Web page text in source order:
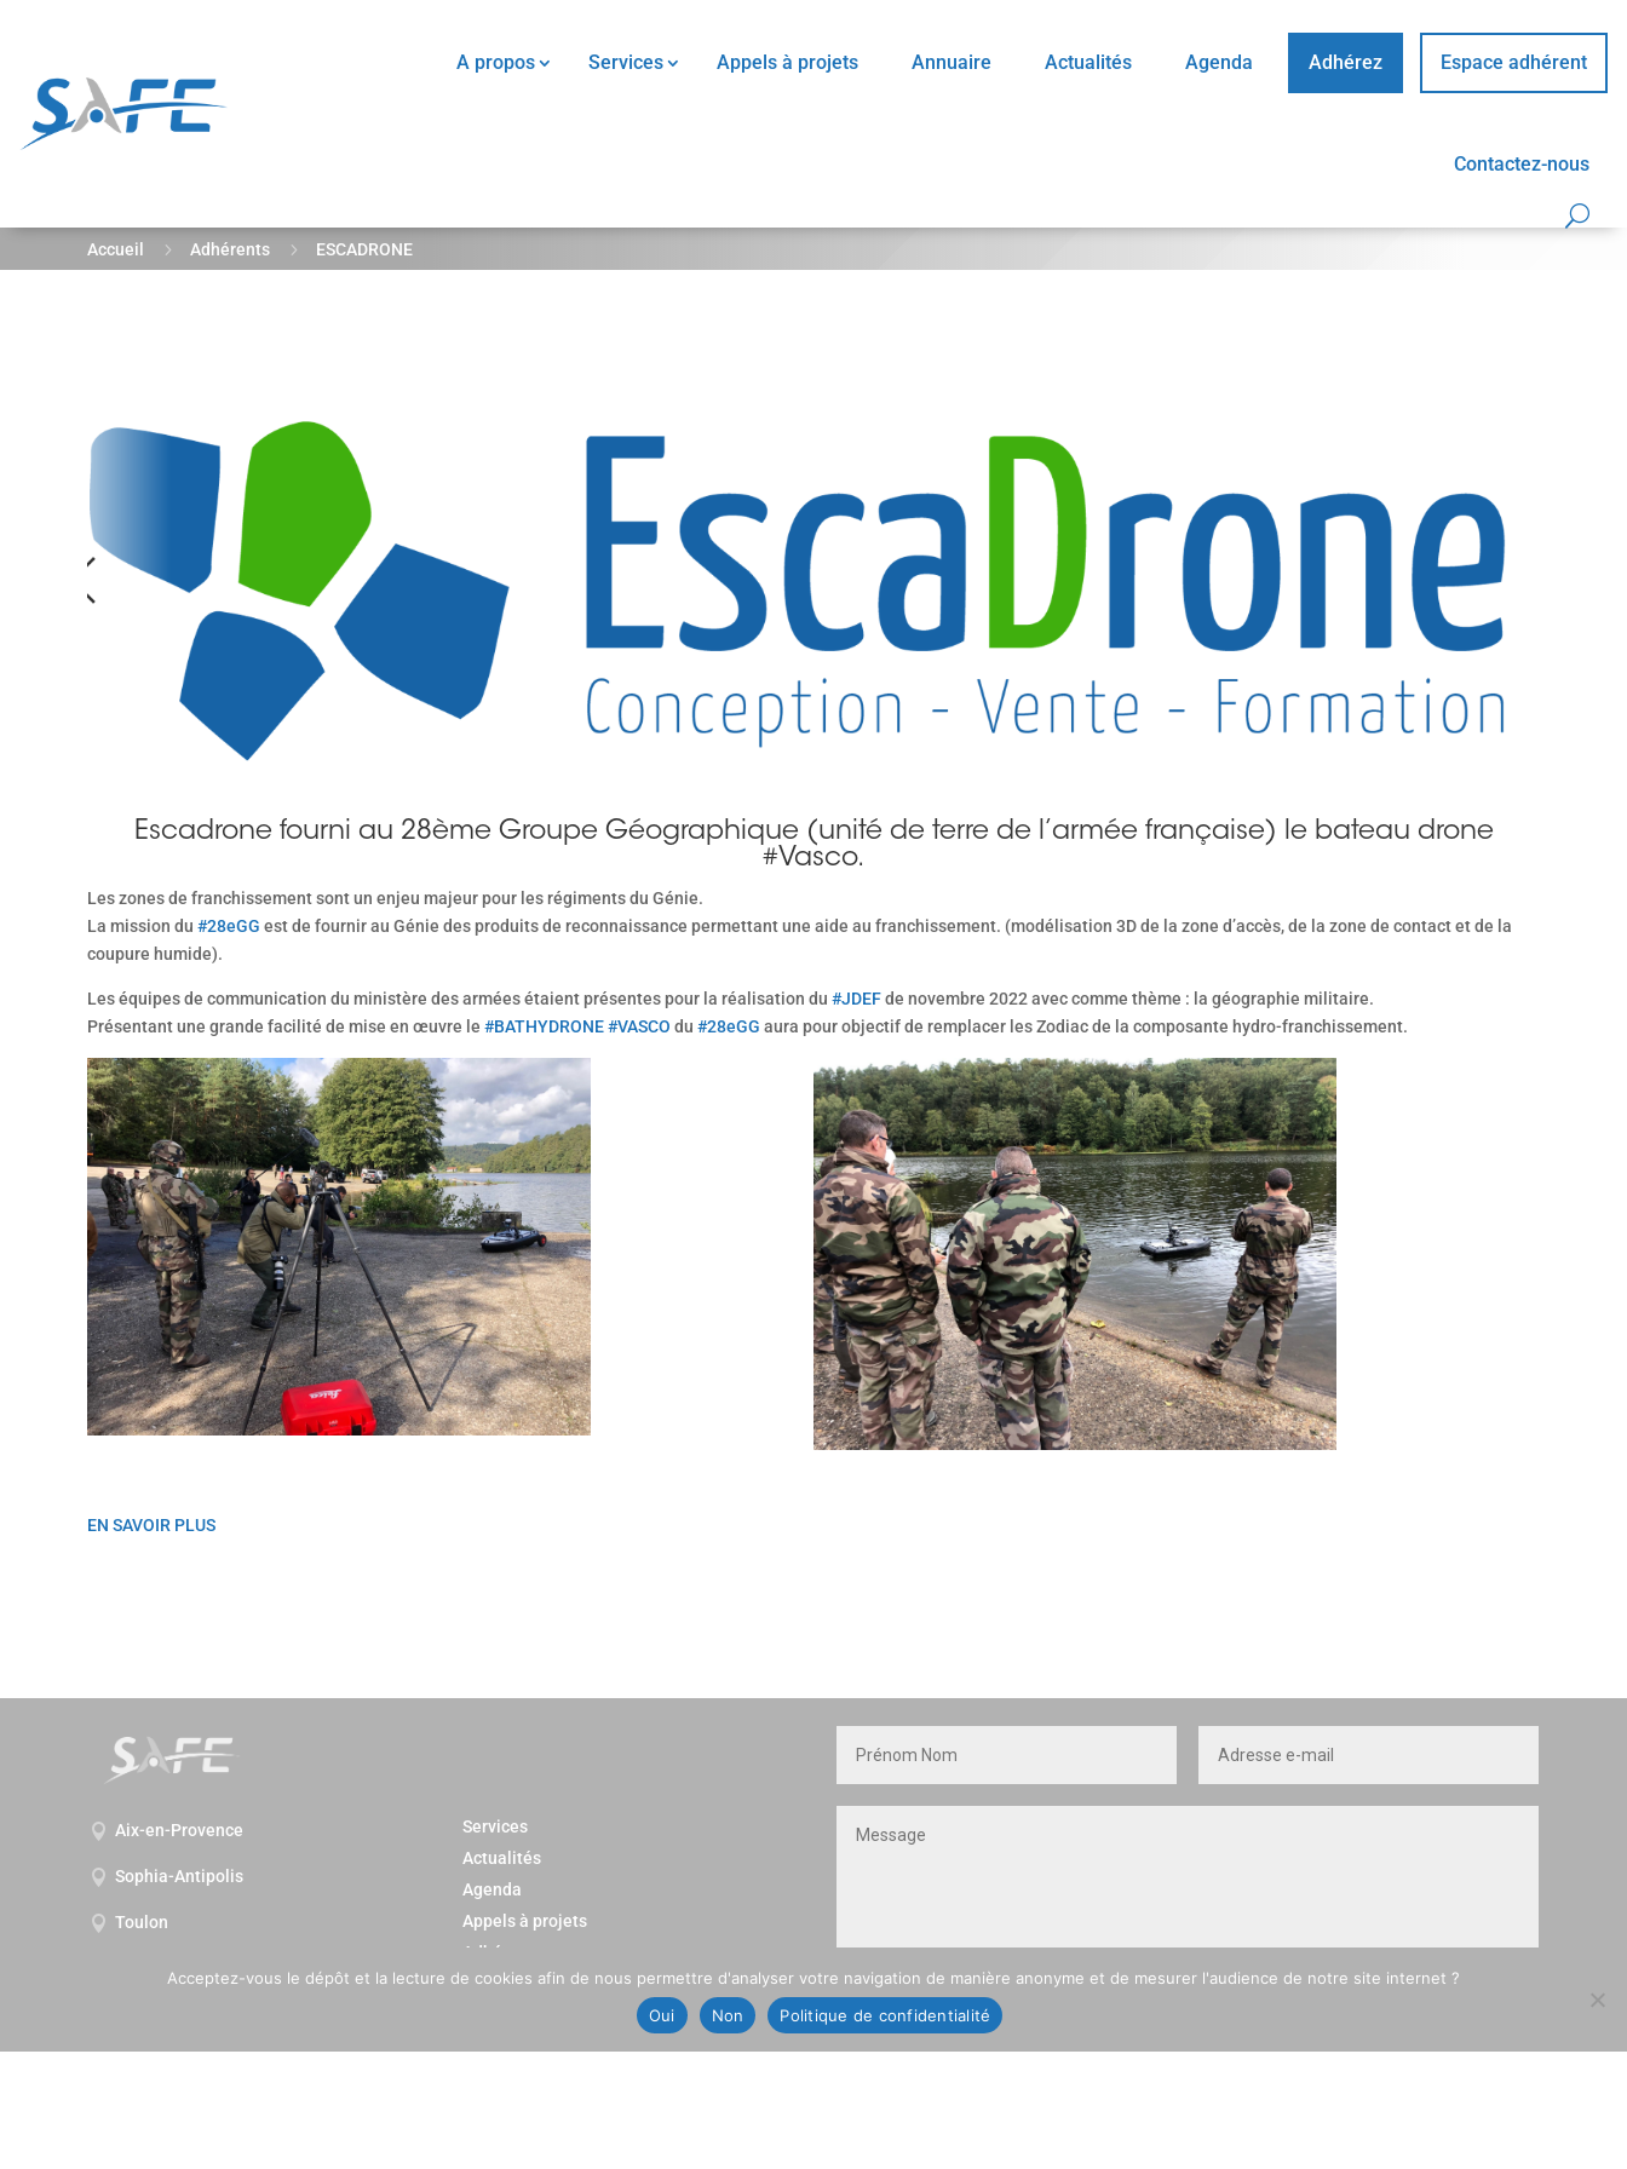
A propos Services Appels à projets Annuaire Actualités Agenda Adhérez Espace adhérent
Contactez-nous
Accueil 5 Adhérents 5 ESCADRONE
Escadrone fourni au 28ème Groupe Géographique (unité de terre de l’armée française) le bateau drone
#Vasco.
Les zones de franchissement sont un enjeu majeur pour les régiments du Génie.
La mission du #28eGG est de fournir au Génie des produits de reconnaissance permettant une aide au franchissement. (modélisation 3D de la zone d’accès, de la zone de contact et de la
coupure humide).
Les équipes de communication du ministère des armées étaient présentes pour la réalisation du #JDEFde novembre 2022 avec comme thème : la géographie militaire.
Présentant une grande facilité de mise en œuvre le #BATHYDRONE#VASCO du #28eGG aura pour objectif de remplacer les Zodiac de la composante hydro-franchissement.
EN SAVOIR PLUS
 Aix-en-Provence
 Sophia-Antipolis
 Toulon
Services
Actualités
Agenda
Appels à projets
Adhérez
Mentions légales
Acceptez-vous le dépôt et la lecture de cookies afin de nous permettre d'analyser votre navigation de manière anonyme et de mesurer l'audience de notre site internet ?
Oui
Non Politique de confidentialité